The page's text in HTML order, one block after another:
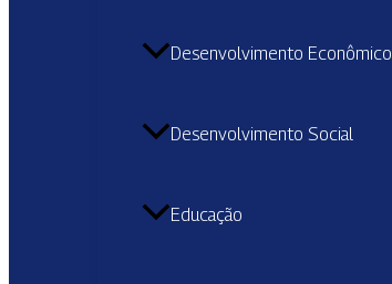
Desenvolvimento Econômico
Desenvolvimento Social
Educação